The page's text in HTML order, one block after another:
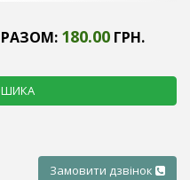
РАЗОМ: 180.00ГРН.
Замовити дзвінок